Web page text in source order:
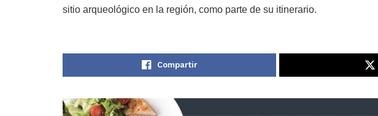
sitio arqueológico en la región, como parte de su itinerario.
Compartir